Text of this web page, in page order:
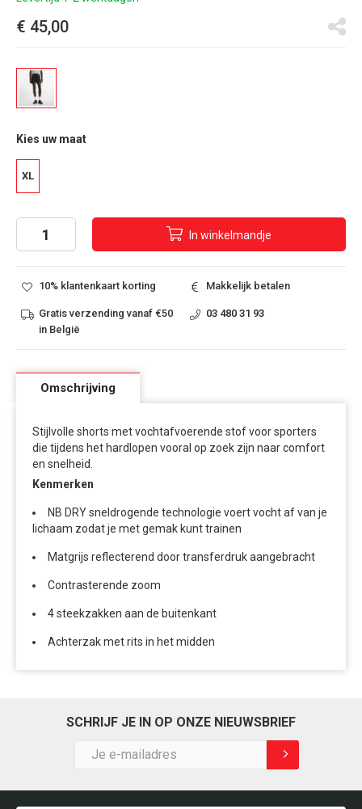
€ 45,00
Kies uw maat
XL
In winkelmandje
10% klantenkaart korting
Gratis verzending vanaf €50
in België
Makkelijk betalen
03 480 31 93
Omschrijving
Stijlvolle shorts met vochtafvoerende stof voor sporters
die tijdens het hardlopen vooral op zoek zijn naar comfort
en snelheid.
Kenmerken
NB DRY sneldrogende technologie voert vocht af van je
lichaam zodat je met gemak kunt trainen
Matgrijs reflecterend door transferdruk aangebracht
Contrasterende zoom
4 steekzakken aan de buitenkant
Achterzak met rits in het midden
SCHRIJF JE IN OP ONZE NIEUWSBRIEF